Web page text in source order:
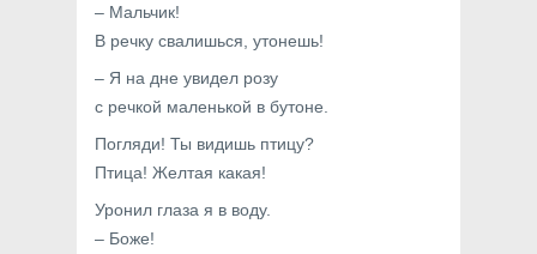
– Мальчик!
В речку свалишься, утонешь!
– Я на дне увидел розу
с речкой маленькой в бутоне.
Погляди! Ты видишь птицу?
Птица! Желтая какая!
Уронил глаза я в воду.
– Боже!